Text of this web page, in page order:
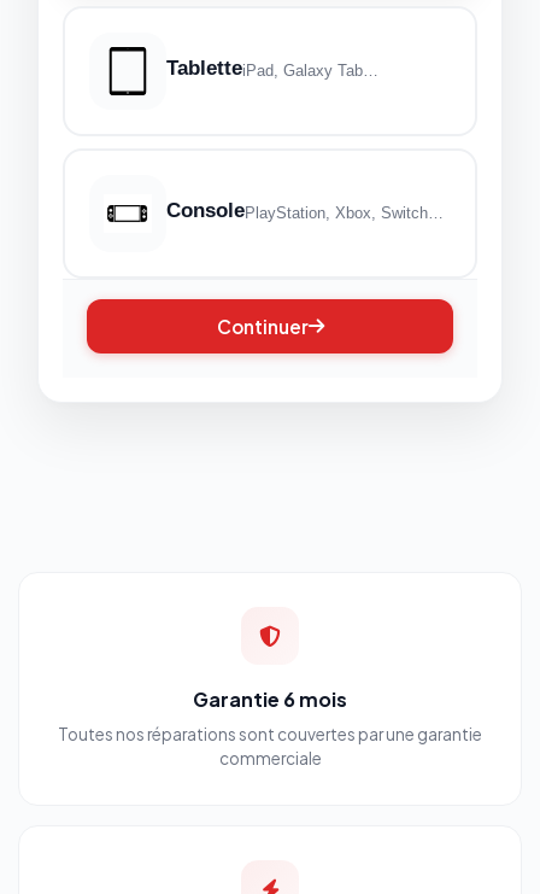
TabletteiPad, Galaxy Tab…
ConsolePlayStation, Xbox, Switch…
Continuer
Garantie 6 mois
Toutes nos réparations sont couvertes par une garantie
commerciale